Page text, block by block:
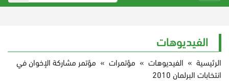
الفيديوهات
الرئيسية » الفيديوهات » مؤتمرات » مؤتمر مشاركة الإخوان في
انتخابات البرلمان 2010